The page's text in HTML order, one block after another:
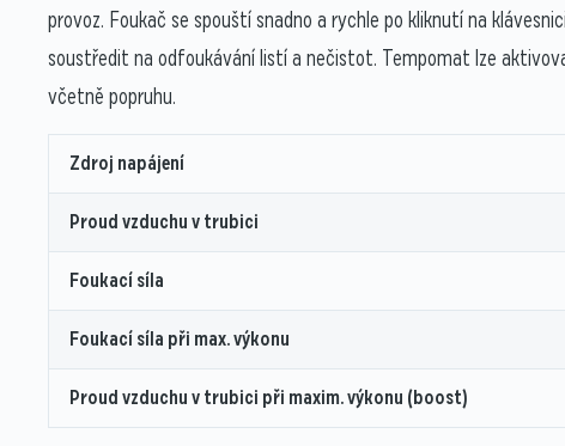
provoz. Foukač se spouští snadno a rychle po kliknutí na
soustředit na odfoukávání listí a nečistot. Tempomat lze
včetně popruhu.
Zdroj napájení
Proud vzduchu v trubici
Foukací síla
Foukací síla při max. výkonu
Proud vzduchu v trubici při maxim. výkonu (boost)